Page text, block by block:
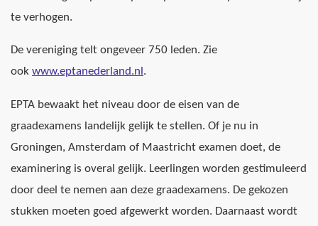
te verhogen.
De vereniging telt ongeveer 750 leden. Zie
ook www.eptanederland.nl .
EPTA bewaakt het niveau door de eisen van de
graadexamens landelijk gelijk te stellen. Of je nu in
Groningen, Amsterdam of Maastricht examen doet, de
examinering is overal gelijk. Leerlingen worden gestimuleerd
door deel te nemen aan deze graadexamens. De gekozen
stukken moeten goed afgewerkt worden. Daarnaast wordt